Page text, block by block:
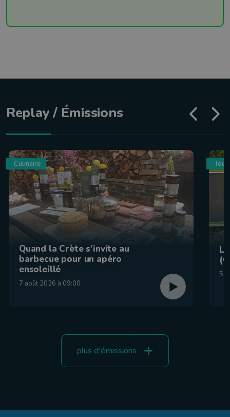
Replay / Émissions
Culinaire
Quand la Crète s’invite au
barbecue pour un apéro
ensoleillé
7 août 2026 à 09:00
5
plus d'émissions